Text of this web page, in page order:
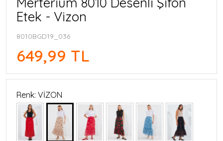
Etek - Vizon
8010BGD19_036
649,99 TL
Renk: VİZON